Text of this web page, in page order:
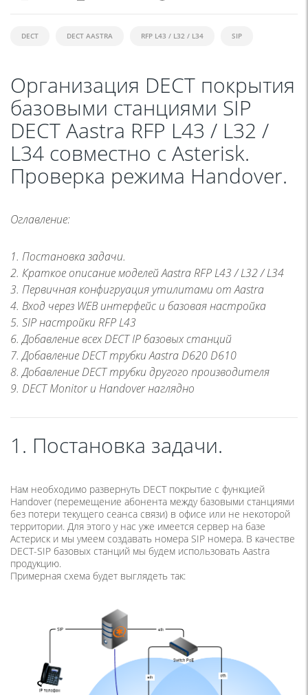
DECT DECT AASTRA RFP L43 / L32 / L34 SIP
Организация DECT покрытия
базовыми станциями SIP
DECT Aastra RFP L43 / L32 /
L34 совместно с Asterisk.
Проверка режима Handover.
Оглавление:
1. Постановка задачи.
2. Краткое описание моделей Aastra RFP L43 / L32 / L34
3. Первичная конфигруация утилитами от Aastra
4. Вход через WEB интерфейс и базовая настройка
5. SIP настройки RFP L43
6. Добавление всех DECT IP базовых станций
7. Добавление DECT трубки Aastra D620 D610
8. Добавление DECT трубки другого производителя
9. DECT Monitor и Handover наглядно
1. Постановка задачи.
Нам необходимо развернуть DECT покрытие с функцией
Handover (перемещение абонента между базовыми станциями
без потери текущего сеанса связи) в офисе или не некоторой
территории. Для этого у нас уже имеется сервер на базе
Астериск и мы умеем создавать номера SIP номера. В качестве
DECT-SIP базовых станций мы будем использовать Aastra
продукцию.
Примерная схема будет выглядеть так: